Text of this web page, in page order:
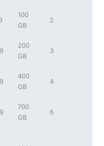
100
GB
2
200
GB
3
400
GB
4
700
GB
6